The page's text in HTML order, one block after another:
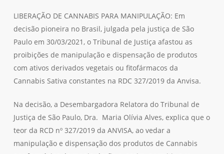
LIBERAÇÃO DE CANNABIS PARA MANIPULAÇÃO: Em
decisão pioneira no Brasil, julgada pela justiça de São
Paulo em 30/03/2021, o Tribunal de Justiça afastou as
proibições de manipulação e dispensação de produtos
com ativos derivados vegetais ou fitofármacos da
Cannabis Sativa constantes na RDC 327/2019 da Anvisa.
Na decisão, a Desembargadora Relatora do Tribunal de
Justiça de São Paulo, Dra. Maria Olívia Alves, explica que o
teor da RCD nº 327/2019 da ANVISA, ao vedar a
manipulação e dispensação dos produtos de Cannabis